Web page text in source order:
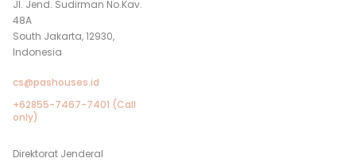
Jl. Jend. Sudirman No.Kav.
48A
South Jakarta, 12930,
Indonesia
cs@pashouses.id
+62855-7467-7401 (Call
only)
Direktorat Jenderal